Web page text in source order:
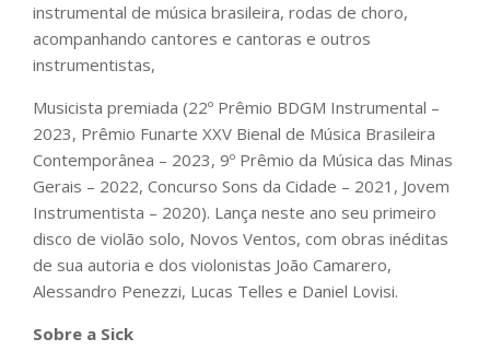
instrumental de música brasileira, rodas de choro,
acompanhando cantores e cantoras e outros
instrumentistas,
Musicista premiada (22º Prêmio BDGM Instrumental –
2023, Prêmio Funarte XXV Bienal de Música Brasileira
Contemporânea – 2023, 9º Prêmio da Música das Minas
Gerais – 2022, Concurso Sons da Cidade – 2021, Jovem
Instrumentista – 2020). Lança neste ano seu primeiro
disco de violão solo, Novos Ventos, com obras inéditas
de sua autoria e dos violonistas João Camarero,
Alessandro Penezzi, Lucas Telles e Daniel Lovisi.
Sobre a Sick